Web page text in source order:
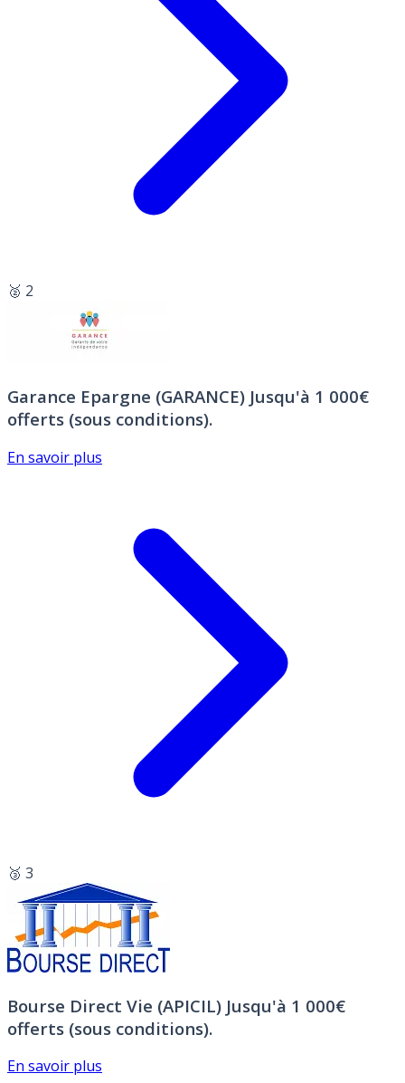
🥈 2
Garance Epargne (GARANCE) Jusqu'à 1 000€
offerts (sous conditions).
En savoir plus
🥉 3
Bourse Direct Vie (APICIL) Jusqu'à 1 000€
offerts (sous conditions).
En savoir plus